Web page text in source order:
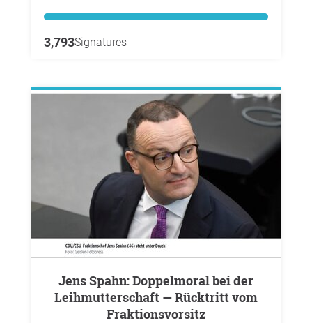
3,793Signatures
Jens Spahn: Doppelmoral bei der
Leihmutterschaft — Rücktritt vom
Fraktionsvorsitz